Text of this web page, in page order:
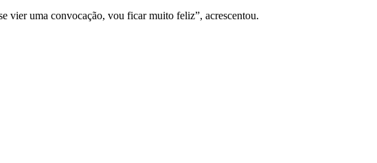
vier uma convocação, vou ficar muito feliz”, acrescentou.